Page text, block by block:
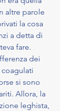
altre parole
la cosa
a detta di
fare.
dei
si sono
Allora, la
leghista,